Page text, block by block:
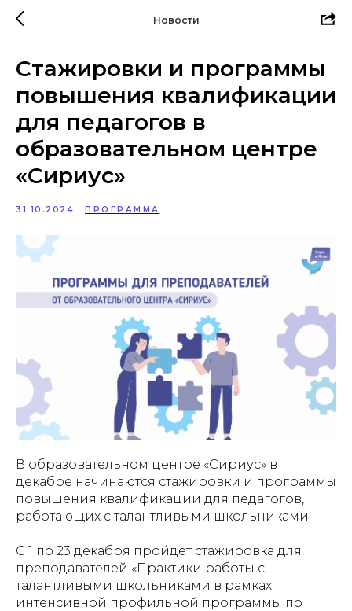
Новости
Стажировки и программы
повышения квалификации
для педагогов в
образовательном центре
«Сириус»
31.10.2024 ПРОГРАММА
В образовательном центре «Сириус» в
декабре начинаются стажировки и программы
повышения квалификации для педагогов,
работающих с талантливыми школьниками.
С 1 по 23 декабря пройдет стажировка для
преподавателей «Практики работы с
талантливыми школьниками в рамках
интенсивной профильной программы по